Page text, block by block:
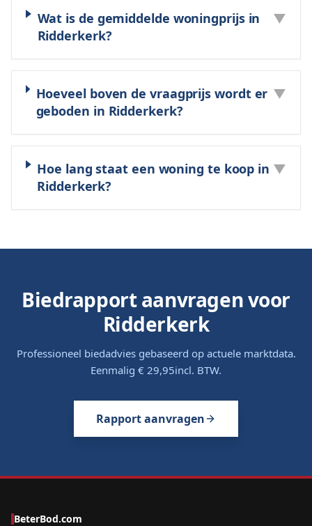
Wat is de gemiddelde woningprijs in
Ridderkerk?
▼
Hoeveel boven de vraagprijs wordt er
geboden in Ridderkerk?
▼
Hoe lang staat een woning te koop in
Ridderkerk?
▼
Biedrapport aanvragen voor
Ridderkerk
Professioneel biedadvies gebaseerd op actuele marktdata.
Eenmalig € 29,95incl. BTW.
Rapport aanvragen
BeterBod.com